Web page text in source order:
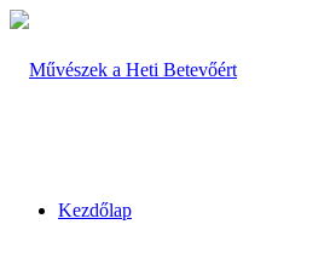
Kezdőlap